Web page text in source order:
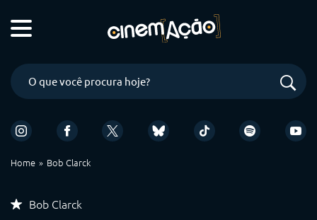
Home Bob Clarck
Bob Clarck